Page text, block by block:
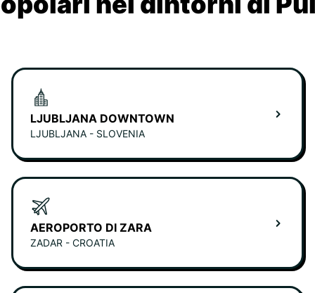
LJUBLJANA DOWNTOWN
LJUBLJANA - SLOVENIA
AEROPORTO DI ZARA
ZADAR - CROATIA